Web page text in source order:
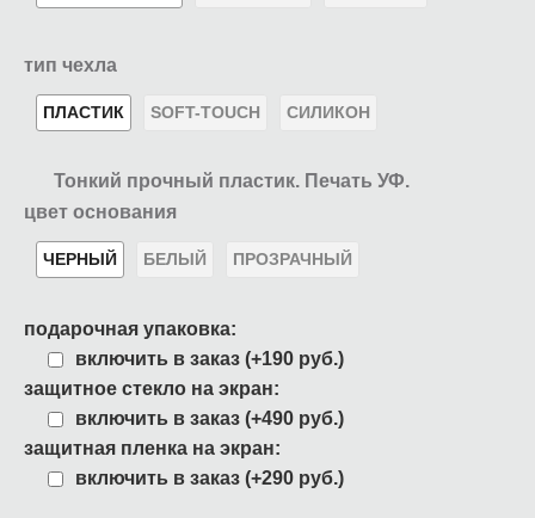
тип чехла
ПЛАСТИК SOFT-TOUCH СИЛИКОН
Тонкий прочный пластик. Печать УФ.
цвет основания
ЧЕРНЫЙ БЕЛЫЙ ПРОЗРАЧНЫЙ
подарочная упаковка:
включить в заказ (+190 руб.)
защитное стекло на экран:
включить в заказ (+490 руб.)
защитная пленка на экран:
включить в заказ (+290 руб.)